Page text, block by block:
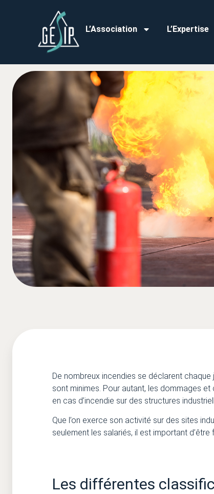
L’Association L’Expertise
De nombreux incendies se déclarent
sont minimes. Pour autant, les dommages
en cas d’incendie sur des structures
Que l’on exerce son activité sur des sites
seulement les salariés, il est important
Les différentes